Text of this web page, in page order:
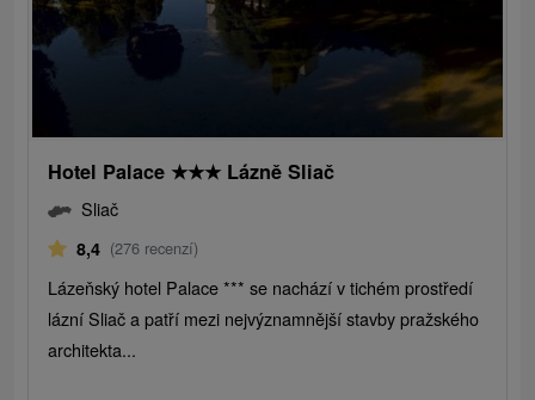
Hotel Palace ★★★ Lázně Sliač
Sliač
8,4 (276 recenzí)
Lázeňský hotel Palace *** se nachází v tichém prostředí
lázní Sliač a patří mezi nejvýznamnější stavby pražského
architekta...